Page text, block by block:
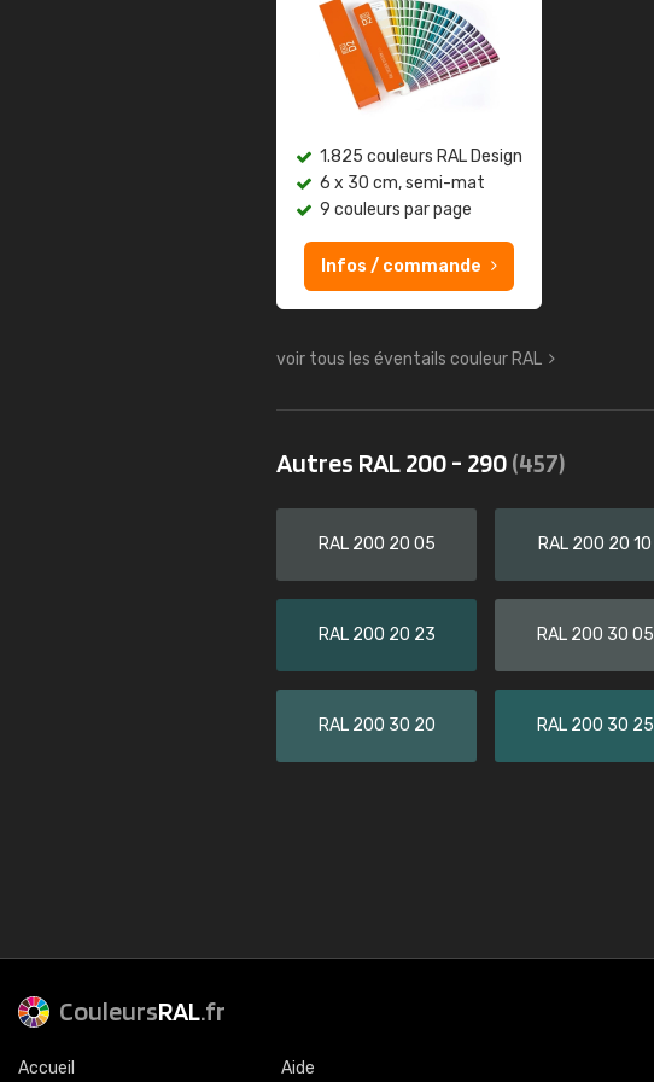
1.825 couleurs RAL Design
6 x 30 cm, semi-mat
9 couleurs par page
Infos / commande
voir tous les éventails couleur RAL
Autres RAL 200 - 290(457)
RAL 200 20 05 RAL 200 20 10
RAL 200 20 23 RAL 200 30 05
RAL 200 30 20 RAL 200 30 25
CouleursRAL.fr
Accueil Aide